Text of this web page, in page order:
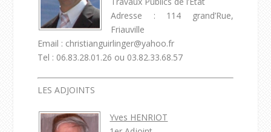
Adresse : 114 grand’Rue,
Friauville
Email : christianguirlinger@yahoo.fr
Tel : 06.83.28.01.26 ou 03.82.33.68.57
LES ADJOINTS
Yves HENRIOT